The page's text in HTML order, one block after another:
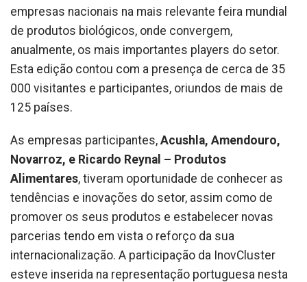
empresas nacionais na mais relevante feira mundial
de produtos biológicos, onde convergem,
anualmente, os mais importantes players do setor.
Esta edição contou com a presença de cerca de 35
000 visitantes e participantes, oriundos de mais de
125 países.
As empresas participantes, Acushla, Amendouro,
Novarroz, e Ricardo Reynal – Produtos
Alimentares, tiveram oportunidade de conhecer as
tendências e inovações do setor, assim como de
promover os seus produtos e estabelecer novas
parcerias tendo em vista o reforço da sua
internacionalização. A participação da InovCluster
esteve inserida na representação portuguesa nesta